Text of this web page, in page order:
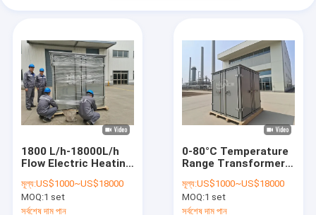
1800 L/h-18000L/h
Flow Electric Heating
Filtration for
Customer
Requirements
মূল্য:US$1000~US$18000
MOQ:1 set
সর্বশেষ দাম পান
0-80°C Temperature
Range Transformer
with High Cleanness
and Impurity Size
Control
মূল্য:US$1000~US$18000
MOQ:1 set
সর্বশেষ দাম পান